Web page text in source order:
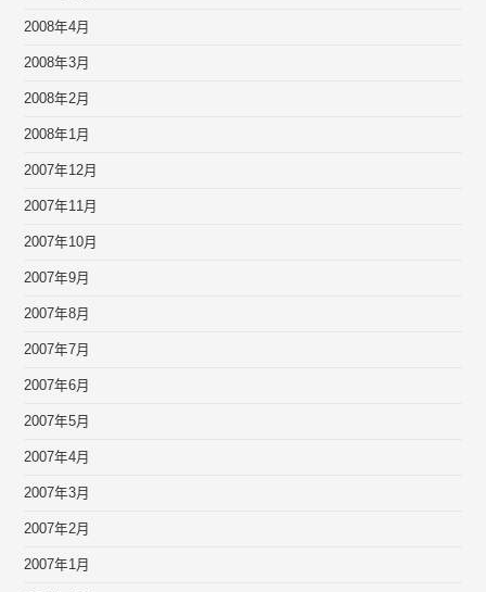
2008年4月
2008年3月
2008年2月
2008年1月
2007年12月
2007年11月
2007年10月
2007年9月
2007年8月
2007年7月
2007年6月
2007年5月
2007年4月
2007年3月
2007年2月
2007年1月